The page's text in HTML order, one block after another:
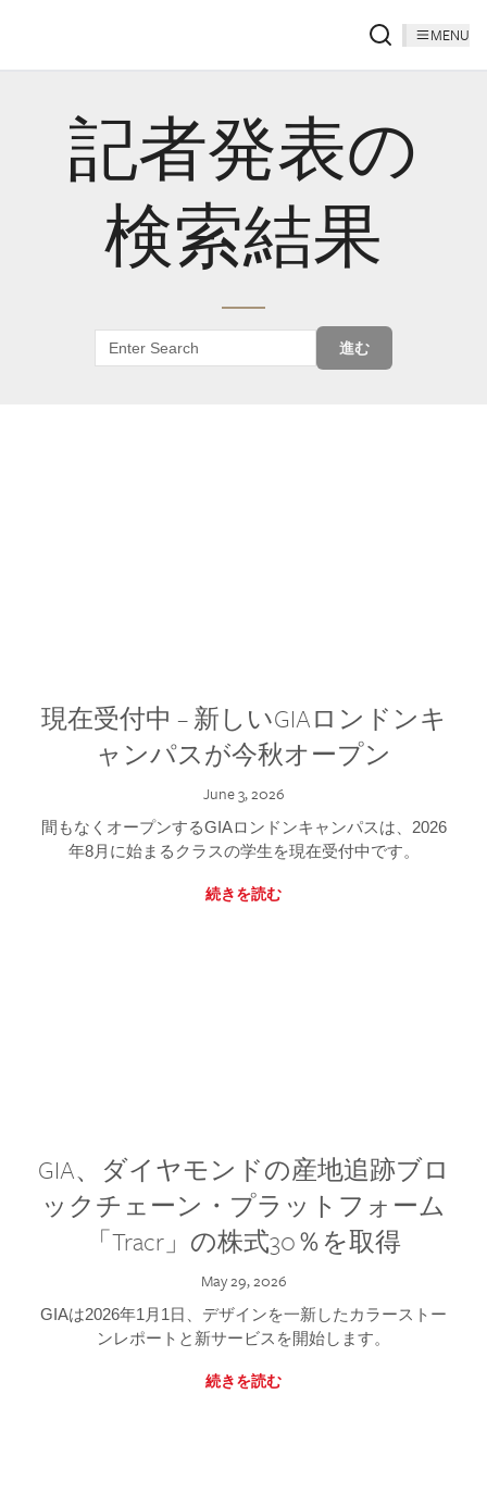
MENU
記者発表の
検索結果
進む
現在受付中 – 新しいGIAロンドンキ
ャンパスが今秋オープン
June 3, 2026
間もなくオープンするGIAロンドンキャンパスは、2026
年8月に始まるクラスの学生を現在受付中です。
続きを読む
GIA、ダイヤモンドの産地追跡ブロ
ックチェーン・プラットフォーム
「Tracr」の株式30％を取得
May 29, 2026
GIAは2026年1月1日、デザインを一新したカラーストー
ンレポートと新サービスを開始します。
続きを読む